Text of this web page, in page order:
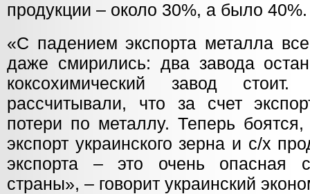
продукции – около 30%, а было 40%.
«С падением экспорта металла
даже смирились: два завода
коксохимический завод стоит.
рассчитывали, что за счет
потери по металлу. Теперь
экспорт украинского зерна и с/х
экспорта – это очень опасная
страны», – говорит украинский